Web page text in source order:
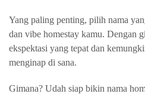
Yang paling penting, pilih nama
dan vibe homestay kamu. Dengan
ekspektasi yang tepat dan
menginap di sana.
Gimana? Udah siap bikin nama